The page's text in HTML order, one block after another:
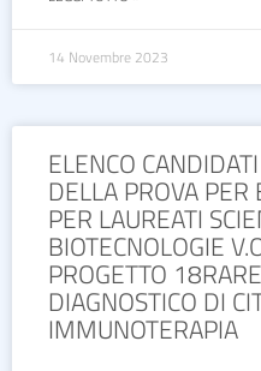
14 Novembre 2023
ELENCO
DELLA PROVA PER
PER LAUREATI
BIOTECNOLOGIE
PROGETTO
DIAGNOSTICO DI
IMMUNOTERAPIA